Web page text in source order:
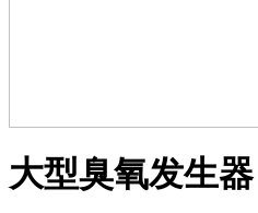
大型臭氧发生器